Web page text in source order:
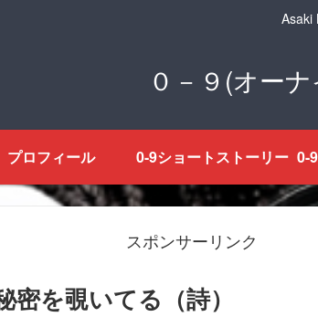
Asaki
０－９(オー
プロフィール 0-9ショートストーリー 0-
スポンサーリンク
密を覗いてる（詩）